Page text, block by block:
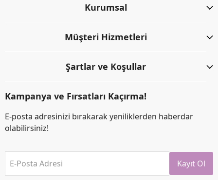
Kurumsal
Müşteri Hizmetleri
Şartlar ve Koşullar
Kampanya ve Fırsatları Kaçırma!
E-posta adresinizi bırakarak yeniliklerden haberdar
olabilirsiniz!
E-Posta Adresi Kayıt Ol